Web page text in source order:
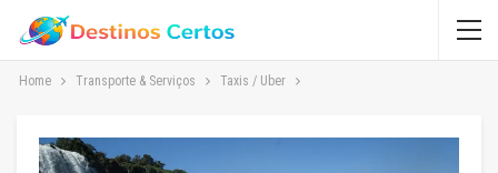
Home Transporte & Serviços Taxis / Uber